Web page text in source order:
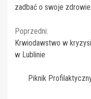
zadbać o swoje zdrowie.
Continue
Reading
Poprzedni:
Krwiodawstwo w
w Lublinie
Piknik